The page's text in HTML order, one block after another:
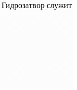
служит